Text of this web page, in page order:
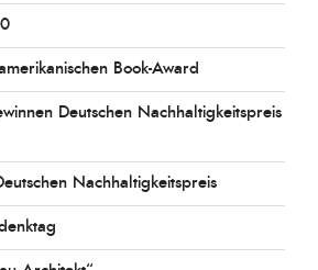
Book-Award
Deutschen Nachhaltigkeitspreis
Nachhaltigkeitspreis